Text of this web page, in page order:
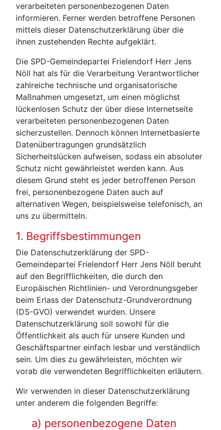
verarbeiteten personenbezogenen Daten
informieren. Ferner werden betroffene Personen
mittels dieser Datenschutzerklärung über die
ihnen zustehenden Rechte aufgeklärt.
Die SPD-Gemeindepartei Frielendorf Herr Jens
Nöll hat als für die Verarbeitung Verantwortlicher
zahlreiche technische und organisatorische
Maßnahmen umgesetzt, um einen möglichst
lückenlosen Schutz der über diese Internetseite
verarbeiteten personenbezogenen Daten
sicherzustellen. Dennoch können Internetbasierte
Datenübertragungen grundsätzlich
Sicherheitslücken aufweisen, sodass ein absoluter
Schutz nicht gewährleistet werden kann. Aus
diesem Grund steht es jeder betroffenen Person
frei, personenbezogene Daten auch auf
alternativen Wegen, beispielsweise telefonisch, an
uns zu übermitteln.
1. Begriffsbestimmungen
Die Datenschutzerklärung der SPD-
Gemeindepartei Frielendorf Herr Jens Nöll beruht
auf den Begrifflichkeiten, die durch den
Europäischen Richtlinien- und Verordnungsgeber
beim Erlass der Datenschutz-Grundverordnung
(DS-GVO) verwendet wurden. Unsere
Datenschutzerklärung soll sowohl für die
Öffentlichkeit als auch für unsere Kunden und
Geschäftspartner einfach lesbar und verständlich
sein. Um dies zu gewährleisten, möchten wir
vorab die verwendeten Begrifflichkeiten erläutern.
Wir verwenden in dieser Datenschutzerklärung
unter anderem die folgenden Begriffe:
a) personenbezogene Daten